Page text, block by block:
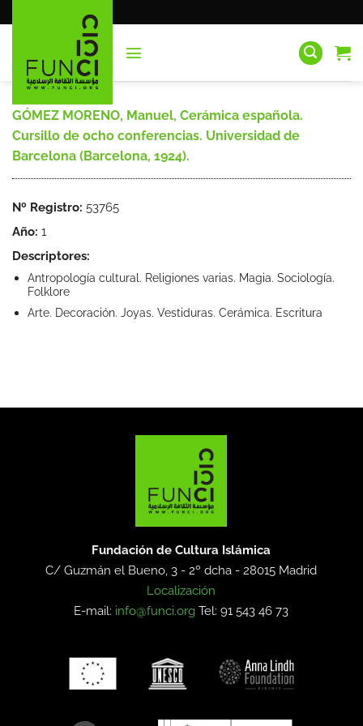
al
GÓMEZ MORENO, Manuel, Cerámica española.
Cursillo de ocho conferencias. Universidad de
Barcelona (Barcelona, 1924).
Nº Registro: 53765
Año: 1
Descriptores:
Antropología cultural. Religiones varias. Magia. Sociología.
Folklore
Arte. Decoración. Joyas. Vestiduras. Cerámica. Escritura
Fundación de Cultura Islámica
C/ Guzmán el Bueno, 3 - 2º dcha -28015 Madrid
Localización
E-mail: info@funci.org Tel: 91 543 46 73